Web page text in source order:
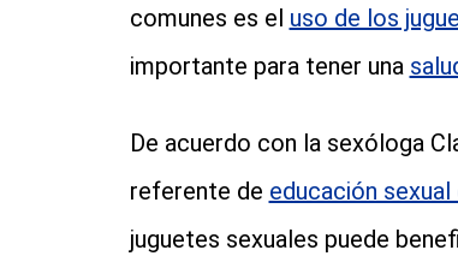
comunes es el uso de los
importante para tener una
De acuerdo con la sexóloga
referente de educación
juguetes sexuales puede